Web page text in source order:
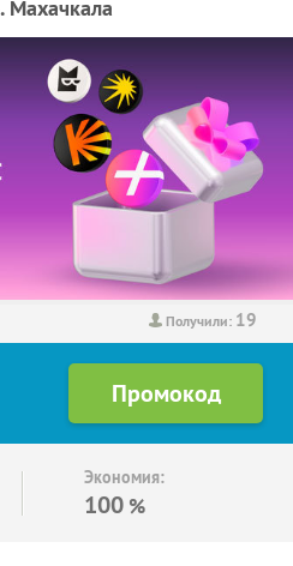
Махачкала
Получили: 19
Экономия:
100 %